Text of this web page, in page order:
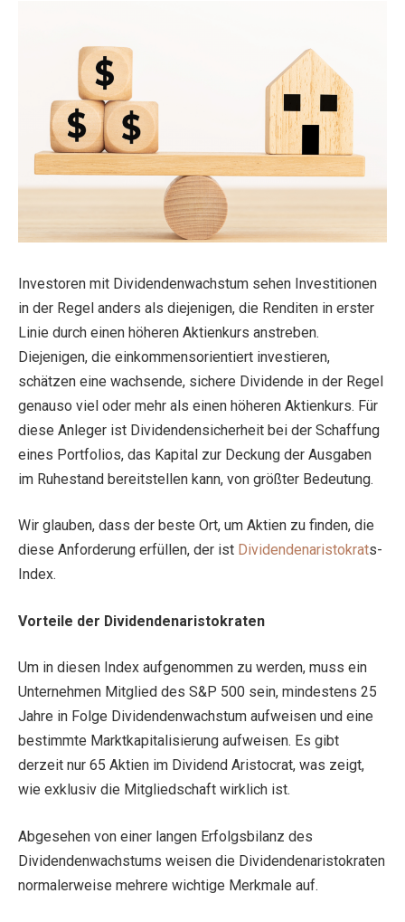
Investoren mit Dividendenwachstum sehen Investitionen
in der Regel anders als diejenigen, die Renditen in erster
Linie durch einen höheren Aktienkurs anstreben.
Diejenigen, die einkommensorientiert investieren,
schätzen eine wachsende, sichere Dividende in der Regel
genauso viel oder mehr als einen höheren Aktienkurs. Für
diese Anleger ist Dividendensicherheit bei der Schaffung
eines Portfolios, das Kapital zur Deckung der Ausgaben
im Ruhestand bereitstellen kann, von größter Bedeutung.
Wir glauben, dass der beste Ort, um Aktien zu finden, die
diese Anforderung erfüllen, der ist Dividendenaristokrats-
Index.
Vorteile der Dividendenaristokraten
Um in diesen Index aufgenommen zu werden, muss ein
Unternehmen Mitglied des S&P 500 sein, mindestens 25
Jahre in Folge Dividendenwachstum aufweisen und eine
bestimmte Marktkapitalisierung aufweisen. Es gibt
derzeit nur 65 Aktien im Dividend Aristocrat, was zeigt,
wie exklusiv die Mitgliedschaft wirklich ist.
Abgesehen von einer langen Erfolgsbilanz des
Dividendenwachstums weisen die Dividendenaristokraten
normalerweise mehrere wichtige Merkmale auf.